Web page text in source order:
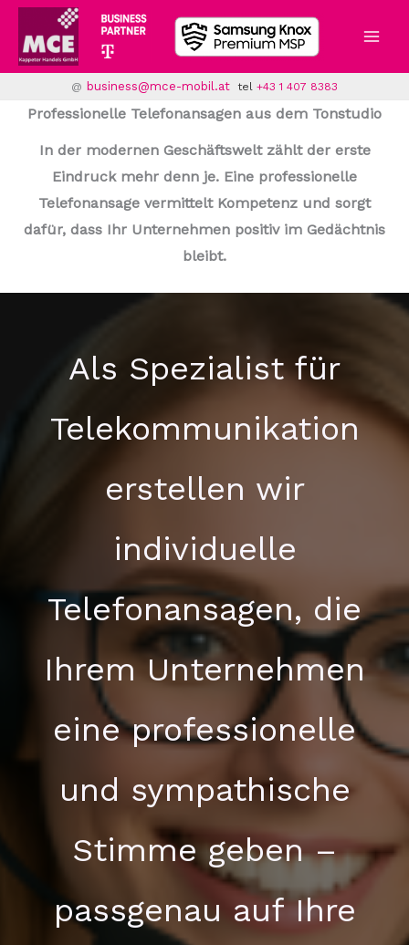
Zum
Inhalt
springen
@ business@mce-mobil.at tel +43 1 407 8383
Professionelle Telefonansagen aus dem Tonstudio
In der modernen Geschäftswelt zählt der erste
Eindruck mehr denn je. Eine professionelle
Telefonansage vermittelt Kompetenz und sorgt
dafür, dass Ihr Unternehmen positiv im Gedächtnis
bleibt.
Als Spezialist für
Telekommunikation
erstellen wir
individuelle
Telefonansagen, die
Ihrem Unternehmen
eine professionelle
und sympathische
Stimme geben –
passgenau auf Ihre